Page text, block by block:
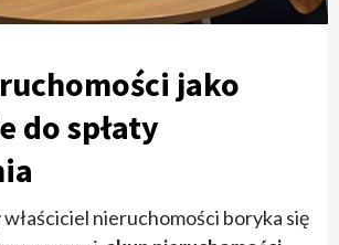
jako
do spłaty
nieruchomości boryka się